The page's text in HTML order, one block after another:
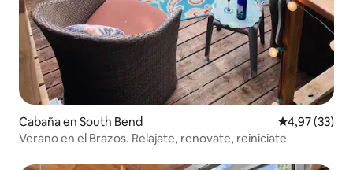
Cabaña en South Bend Calificación
4,97 (33)
Verano en el Brazos. Relajate, renovate, reiniciate